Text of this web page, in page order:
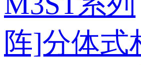
阵]分体式